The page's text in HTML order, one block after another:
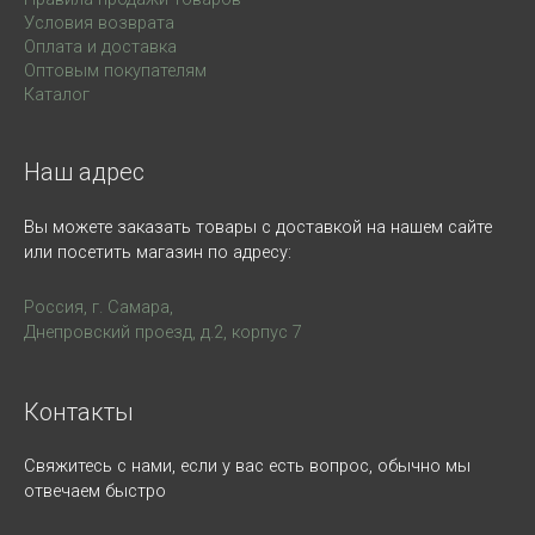
Условия возврата
Оплата и доставка
Оптовым покупателям
Каталог
Наш адрес
Вы можете заказать товары с доставкой на нашем сайте
или посетить магазин по адресу:
Россия, г. Самара,
Днепровский проезд, д.2, корпус 7
Контакты
Свяжитесь с нами, если у вас есть вопрос, обычно мы
отвечаем быстро